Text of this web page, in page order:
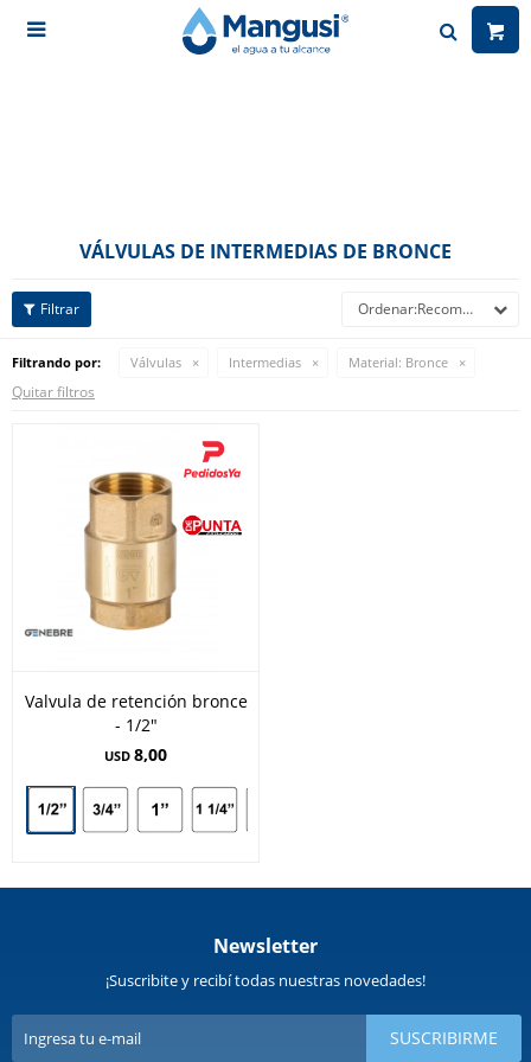

VÁLVULAS DE INTERMEDIAS DE BRONCE
Recomendados
Filtrando por: Válvulas Intermedias Material: Bronce
Quitar filtros
Valvula de retención bronce
- 1/2"
USD 8,00
Newsletter
¡Suscribite y recibí todas nuestras novedades!
SUSCRIBIRME